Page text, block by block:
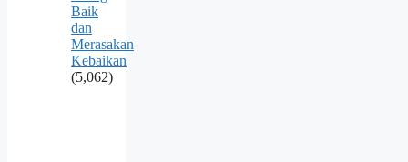
Baik
dan
Merasakan
Kebaikan
(5,062)